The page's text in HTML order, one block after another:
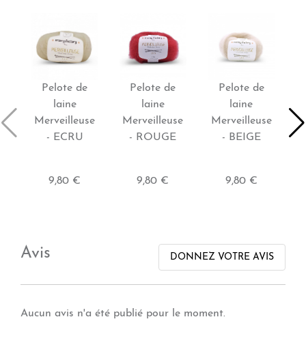
Pelote de
laine
Merveilleuse
- ECRU
9,80 €
Pelote de
laine
Merveilleuse
- ROUGE
9,80 €
Pelote de
laine
Merveilleuse
- BEIGE
9,80 €
Avis DONNEZ VOTRE AVIS
Aucun avis n'a été publié pour le moment.